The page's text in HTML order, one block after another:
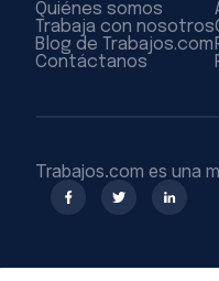
Quiénes somos
Trabaja con nosotros
Blog de Trabajos.com
Contáctanos
Trabajos.com es una